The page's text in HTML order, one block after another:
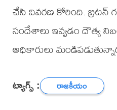
చేసి వివరణ కోరింది. బ్రిటన్
సందేశాలు ఇవ్వడం దౌత్య
అధికారులు
ట్యాగ్స్ : రాజకీయం